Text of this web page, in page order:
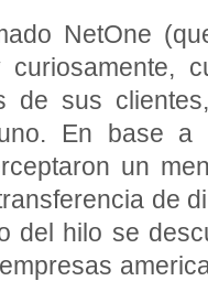
NetOne
de sus
En base
un
de
del hilo se